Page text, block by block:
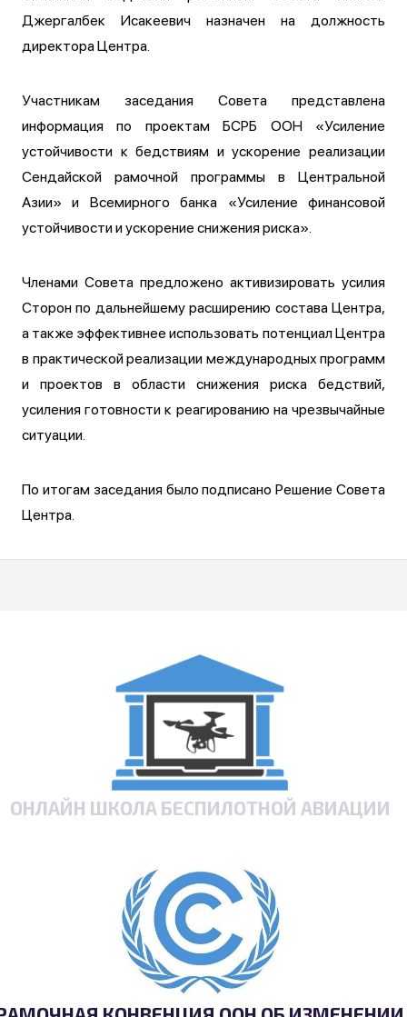
Джергалбек Исакеевич назначен на должность
директора Центра.
Участникам заседания Совета представлена
информация по проектам БСРБ ООН «Усиление
устойчивости к бедствиям и ускорение реализации
Сендайской рамочной программы в Центральной
Азии» и Всемирного банка «Усиление финансовой
устойчивости и ускорение снижения риска».
Членами Совета предложено активизировать усилия
Сторон по дальнейшему расширению состава Центра,
а также эффективнее использовать потенциал Центра
в практической реализации международных программ
и проектов в области снижения риска бедствий,
усиления готовности к реагированию на чрезвычайные
ситуации.
По итогам заседания было подписано Решение Совета
Центра.
ОНЛАЙН ШКОЛА БЕСПИЛОТНОЙ АВИАЦИИ